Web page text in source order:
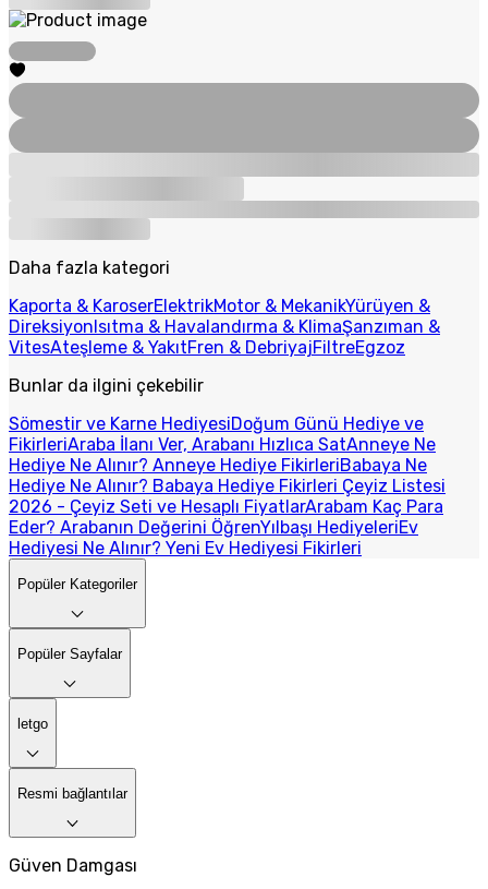
Daha fazla kategori
Kaporta & KaroserElektrikMotor & MekanikYürüyen &
DireksiyonIsıtma & Havalandırma & KlimaŞanzıman &
VitesAteşleme & YakıtFren & DebriyajFiltreEgzoz
Bunlar da ilgini çekebilir
Sömestir ve Karne HediyesiDoğum Günü Hediye ve
FikirleriAraba İlanı Ver, Arabanı Hızlıca SatAnneye Ne
Hediye Ne Alınır? Anneye Hediye FikirleriBabaya Ne
Hediye Ne Alınır? Babaya Hediye Fikirleri Çeyiz Listesi
2026 - Çeyiz Seti ve Hesaplı FiyatlarArabam Kaç Para
Eder? Arabanın Değerini ÖğrenYılbaşı HediyeleriEv
Hediyesi Ne Alınır? Yeni Ev Hediyesi Fikirleri
Popüler Kategoriler
Popüler Sayfalar
letgo
Resmi bağlantılar
Güven Damgası